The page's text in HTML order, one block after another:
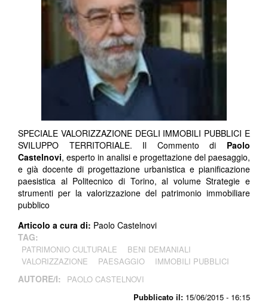
Pubblicato il: 15/06/2015 - 16:15
SPECIALE VALORIZZAZIONE DEGLI IMMOBILI PUBBLICI E
SVILUPPO TERRITORIALE. Il Commento di Paolo
Castelnovi, esperto in analisi e progettazione del paesaggio,
e già docente di progettazione urbanistica e pianificazione
paesistica al Politecnico di Torino, al volume Strategie e
strumenti per la valorizzazione del patrimonio immobiliare
pubblico
Articolo a cura di: Paolo Castelnovi
TAG:
PATRIMONIO CULTURALE
BENI DEMANIALI
VALORIZZAZIONE
PAESAGGIO IMMOBILI PUBBLICI
AUTORE/I: PAOLO CASTELNOVI